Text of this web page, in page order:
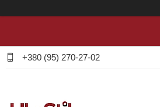
+380 (95) 270-27-02